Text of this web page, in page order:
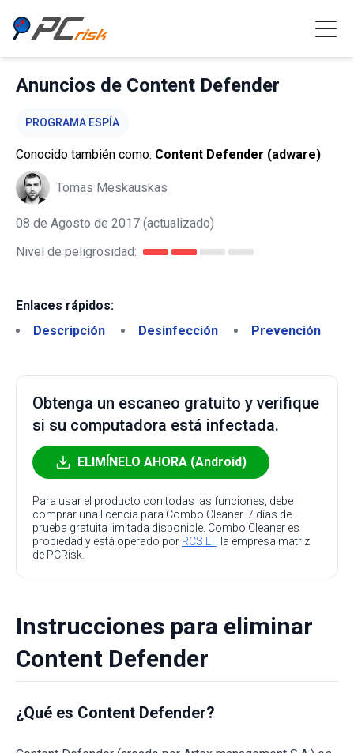
Anuncios de Content Defender
PROGRAMA ESPÍA
Conocido también como: Content Defender (adware)
Tomas Meskauskas
08 de Agosto de 2017 (actualizado)
Nivel de peligrosidad:
Enlaces rápidos:
Descripción
Desinfección Prevención
Obtenga un escaneo gratuito y verifique
si su computadora está infectada.
ELIMÍNELO AHORA (Android)
Para usar el producto con todas las funciones, debe
comprar una licencia para Combo Cleaner. 7 días de
prueba gratuita limitada disponible. Combo Cleaner es
propiedad y está operado por RCS LT, la empresa matriz
de PCRisk.
Instrucciones para eliminar
Content Defender
¿Qué es Content Defender?